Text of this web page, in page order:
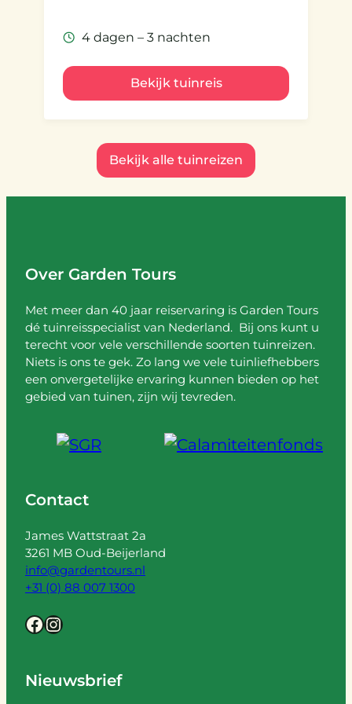
4 dagen – 3 nachten
Bekijk tuinreis
Bekijk alle tuinreizen
Over Garden Tours
Met meer dan 40 jaar reiservaring is Garden Tours
dé tuinreisspecialist van Nederland. Bij ons kunt u
terecht voor vele verschillende soorten tuinreizen.
Niets is ons te gek. Zo lang we vele tuinliefhebbers
een onvergetelijke ervaring kunnen bieden op het
gebied van tuinen, zijn wij tevreden.
Contact
James Wattstraat 2a
3261 MB Oud-Beijerland
info@gardentours.nl
+31 (0) 88 007 1300
Facebook Instagram
Nieuwsbrief